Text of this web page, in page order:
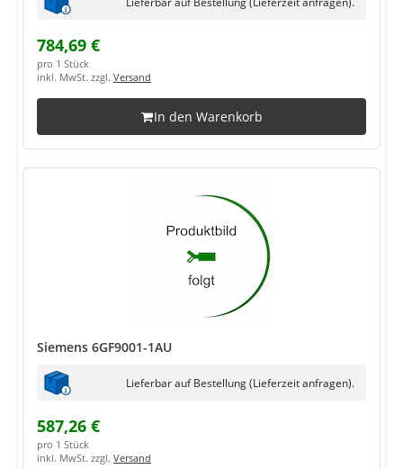
784,69 €
pro 1 Stück
inkl. MwSt. zzgl. Versand
In den Warenkorb
Siemens 6GF9001-1AU
Lieferbar auf Bestellung (Lieferzeit anfragen).
587,26 €
pro 1 Stück
inkl. MwSt. zzgl. Versand